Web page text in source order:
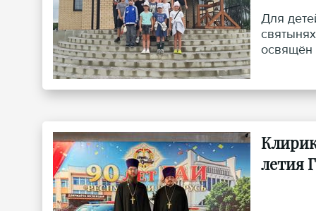
Для
освящён
летия